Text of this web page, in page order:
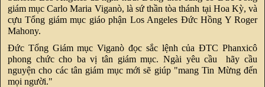
giám mục Carlo Maria Viganò, là sứ thần tòa thánh tại Hoa Kỳ, và
cựu Tổng giám mục giáo phận Los Angeles Đức Hồng Y Roger
Mahony.
Đức Tổng Giám mục Viganò đọc sắc lệnh của ĐTC Phanxicô
phong chức cho ba vị tân giám mục. Ngài yêu cầu hãy cầu
nguyện cho các tân giám mục mới sẽ giúp "mang Tin Mừng đến
mọi người."